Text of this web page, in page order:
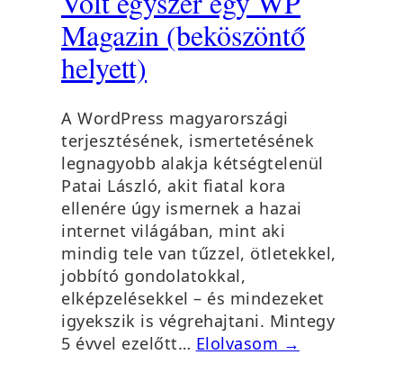
Magazin (beköszöntő
helyett)
A WordPress magyarországi
terjesztésének, ismertetésének
legnagyobb alakja kétségtelenül
Patai László, akit fiatal kora
ellenére úgy ismernek a hazai
internet világában, mint aki
mindig tele van tűzzel, ötletekkel,
jobbító gondolatokkal,
elképzelésekkel – és mindezeket
igyekszik is végrehajtani. Mintegy
5 évvel ezelőtt… Elolvasom →